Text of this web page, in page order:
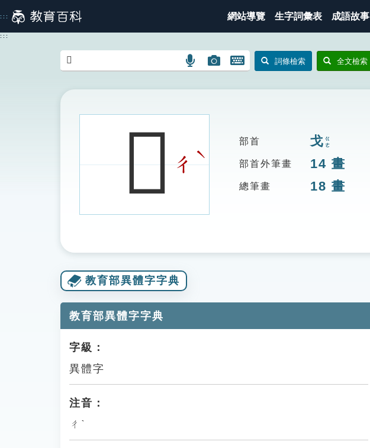
到
主
::: 網站導覽 生字詞彙表 成語故事
:::
語
搜
圖
圖
搜
開
鍵
詞條檢索 全文檢索
𢨙ㄔ
ˋ
部首 戈ㄍㄜ
部首外筆畫 14 畫
總筆畫 18 畫
教育部異體字字典
教育部異體字字典
字級：
異體字
注音：
ㄔˋ